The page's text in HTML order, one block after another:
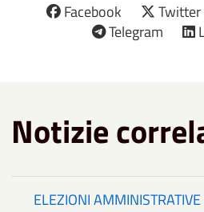
Facebook
Twitter
Telegram
Notizie
ELEZIONI